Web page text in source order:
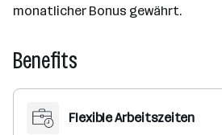
monatlicher Bonus gewährt.
Benefits
Flexible Arbeitszeiten